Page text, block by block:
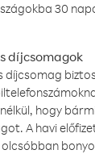
30
díjcsomagok
díjcsomag
hogy
A havi